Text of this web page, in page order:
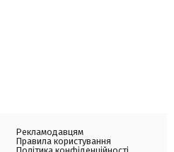
Рекламодавцям
Правила користування